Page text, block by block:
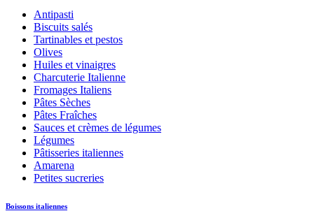
Antipasti
Biscuits salés
Tartinables et pestos
Olives
Huiles et vinaigres
Charcuterie Italienne
Fromages Italiens
Pâtes Sèches
Pâtes Fraîches
Sauces et crèmes de légumes
Légumes
Pâtisseries italiennes
Amarena
Petites sucreries
Boissons italiennes